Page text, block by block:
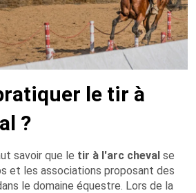
le tir à
?
savoir que le tir à l'arc cheval se
et les associations proposant des
le domaine équestre. Lors de la